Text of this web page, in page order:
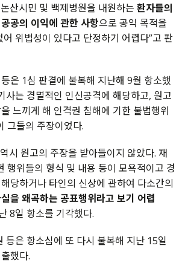
산시민 및 백제병원을 내원하는 환자들의
공의 이익에 관한 사항으로 공익 목적을
위법성이 있다고 단정하기 어렵다”고 판
은 1심 판결에 불복해 지난해 9월 항소했
사는 경멸적인 인신공격에 해당하고, 원고
느끼게 해 인격권 침해에 기한 불법행위
그들의 주장이었다.
시 원고의 주장을 받아들이지 않았다. 재
행위들의 형식 및 내용 등이 모욕적이고 경
당하거나 타인의 신상에 관하여 다소간의
을 왜곡하는 공표행위라고 보기 어렵
8일 항소를 기각했다.
등은 항소심에 또 다시 불복해 지난 15일
했다.